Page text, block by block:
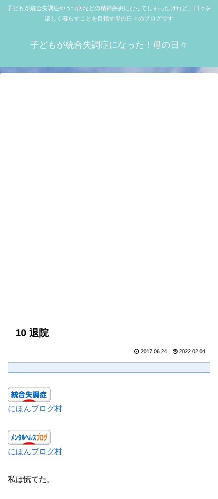
子どもが統合失調症やうつ病などの精神疾患になってしまったけれど、日々を
楽しく暮らすことを目指す母の日々のブログです
子どもが統合失調症になった！母の日々
10 退院
2017.06.24 2022.02.04
にほんブログ村
にほんブログ村
私は慌てた。